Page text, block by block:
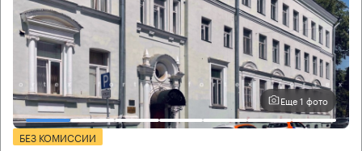
Еще 1 фото
БЕЗ КОМИССИИ